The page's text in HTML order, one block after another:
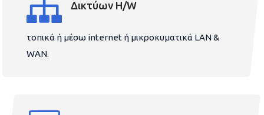
Δικτύων H/W
τοπικά ή μέσω internet ή μικροκυματικά LAN &
WAN.